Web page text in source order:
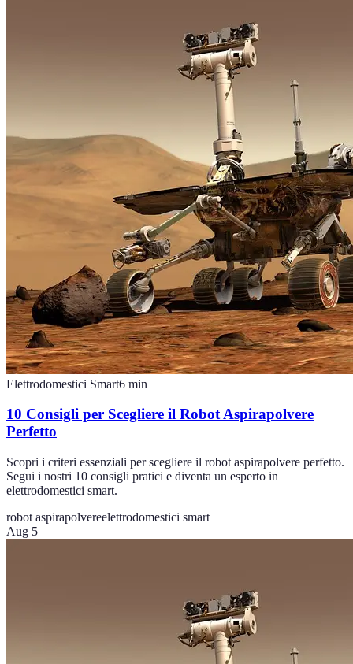
Elettrodomestici Smart6 min
10 Consigli per Scegliere il Robot Aspirapolvere
Perfetto
Scopri i criteri essenziali per scegliere il robot aspirapolvere perfetto.
Segui i nostri 10 consigli pratici e diventa un esperto in
elettrodomestici smart.
robot aspirapolvereelettrodomestici smart
Aug 5